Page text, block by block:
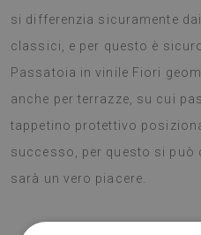
si differenzia sicuramente
classici, e per questo è
Passatoia in vinile Fiori
anche per terrazze, su cui
tappetino protettivo
successo, per questo si
sarà un vero piacere.